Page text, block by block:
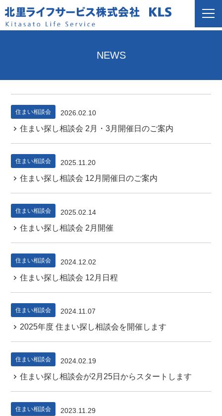
NEWS
住まい相談会 2026.02.10
住まい探し相談会 2月・3月開催日のご案内
住まい相談会 2025.11.20
住まい探し相談会 12月開催日のご案内
住まい相談会 2025.02.14
住まい探し相談会 2月開催
住まい相談会 2024.12.02
住まい探し相談会 12月日程
住まい相談会 2024.11.07
2025年度 住まい探し相談会を開催します
住まい相談会 2024.02.19
住まい探し相談会が2月25日からスタートします
住まい相談会 2023.11.29